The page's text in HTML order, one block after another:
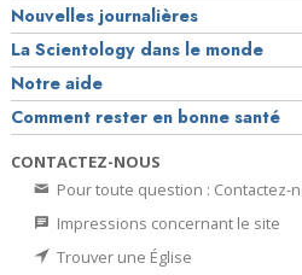
Nouvelles journalières
La Scientology dans le monde
Notre aide
Comment rester en bonne santé
CONTACTEZ-NOUS
Pour toute question : Contactez-
Impressions concernant le site
Trouver une Église